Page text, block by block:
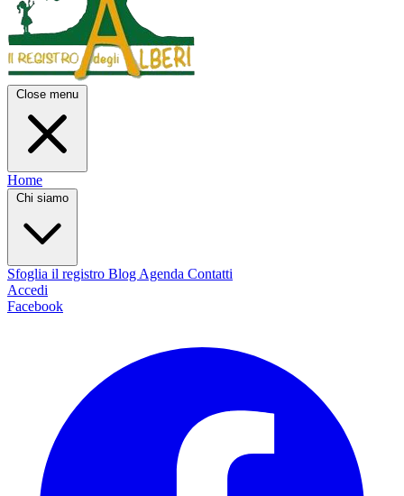
Close menu
Home
Chi siamo
Sfoglia il registro Blog Agenda Contatti
Accedi
Facebook